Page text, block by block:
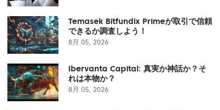
Temasek Bitfundix Primeが取引で信頼
できるか調査しよう！
8月 05, 2026
Ibervanta Capital: 真実か神話か？そ
れは本物か？
8月 05, 2026